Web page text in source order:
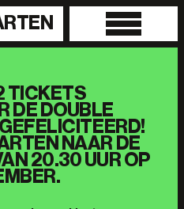
TICKETS
DE DOUBLE
NAAR DE
20.30 UUR OP